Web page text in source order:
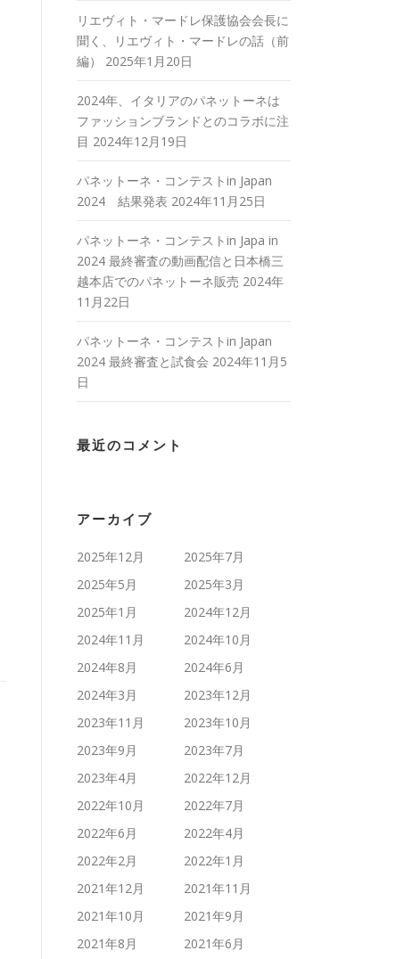
リエヴィト・マードレ保護協会会長に
聞く、リエヴィト・マードレの話（前
編）
2025年1月20日
2024年、イタリアのパネットーネは
ファッションブランドとのコラボに注
目 2024年12月19日
パネットーネ・コンテストin Japan
2024 結果発表 2024年11月25日
パネットーネ・コンテストin Japa in
2024 最終審査の動画配信と日本橋三
越本店でのパネットーネ販売 2024年
11月22日
パネットーネ・コンテストin Japan
2024 最終審査と試食会 2024年11月5
日
最近のコメント
アーカイブ
2025年12月
2025年7月
2025年5月
2025年3月
2025年1月
2024年12月
2024年11月
2024年10月
2024年8月
2024年6月
2024年3月
2023年12月
2023年11月
2023年10月
2023年9月
2023年7月
2023年4月
2022年12月
2022年10月
2022年7月
2022年6月
2022年4月
2022年2月
2022年1月
2021年12月
2021年11月
2021年10月
2021年9月
2021年8月
2021年6月